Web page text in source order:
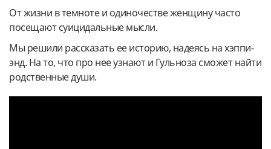
От жизни в темноте и одиночестве женщину часто
посещают суицидальные мысли.
Мы решили рассказать ее историю, надеясь на хэппи-
энд. На то, что про нее узнают и Гульноза сможет найти
родственные души.